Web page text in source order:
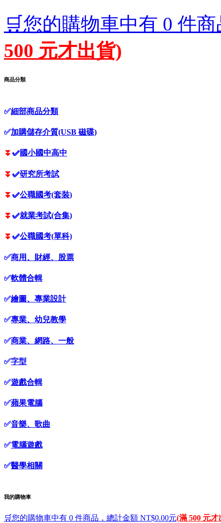
🛒您的購物車中有 0 件
500 元才出貨)
商品分類
✅細部商品分類
✅加購儲存介質(USB 磁碟)
⏬ ✅國小國中高中
⏬ ✅研究所考試
⏬ ✅公職國考(套裝)
⏬ ✅就業考試(合集)
⏬ ✅公職國考(單科)
✅商用、財經、股票
✅軟體合輯
✅繪圖、專業設計
✅專業、幼兒教學
✅商業、網路、一般
✅字型
✅遊戲合輯
✅蘋果電腦
✅音樂、歌曲
✅電腦遊戲
✅醫學相關
我的購物車
🛒您的購物車中有 0 件商品，總計金額 NT$0.00元(滿 500 元才